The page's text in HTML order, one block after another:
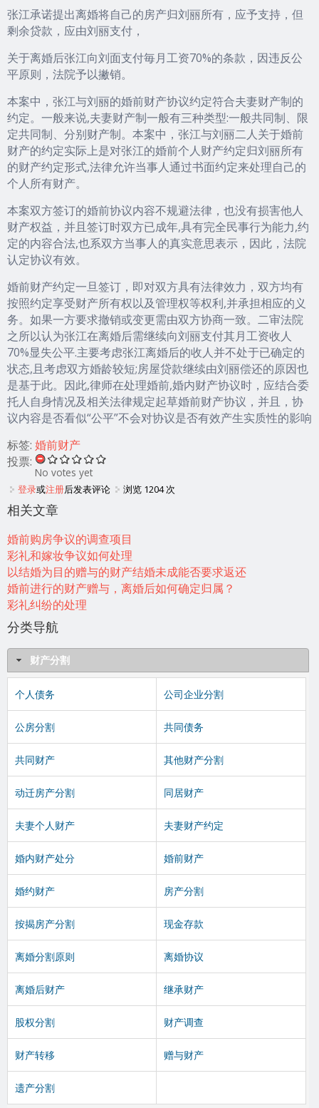
张江承诺提出离婚将自己的房产归刘丽所有，应予支持，但
剩余贷款，应由刘丽支付，
关于离婚后张江向刘面支付毎月工资70%的条款，因违反公
平原则，法院予以撇销。
本案中，张江与刘丽的婚前财产协议约定符合夫妻财产制的
约定。一般来说,夫妻财产制一般有三种类型:一般共同制、限
定共同制、分别财产制。本案中，张江与刘丽二人关于婚前
财产的约定实际上是对张江的婚前个人财产约定归刘丽所有
的财产约定形式,法律允许当事人通过书面约定来处理自己的
个人所有财产。
本案双方签订的婚前协议内容不规避法律，也没有损害他人
财产权益，并且签订时双方已成年,具有完全民事行为能力,约
定的内容合法,也系双方当事人的真实意思表示，因此，法院
认定协议有效。
婚前财产约定一旦签订，即对双方具有法律效力，双方均有
按照约定享受财产所有权以及管理权等权利,并承担相应的义
务。如果一方要求撤销或变更需由双方协商一致。二审法院
之所以认为张江在离婚后需继续向刘丽支付其月工资收人
70%显失公平.主要考虑张江离婚后的收人并不处于已确定的
状态,且考虑双方婚龄较短;房屋贷款继续由刘丽偿还的原因也
是基于此。因此,律师在处理婚前,婚内财产协议时，应结合委
托人自身情况及相关法律规定起草婚前财产协议，并且，协
议内容是否看似“公平”不会对协议是否有效产生实质性的影响
标签: 婚前财产
投票:
No votes yet
登录或注册后发表评论 浏览 1204 次
相关文章
婚前购房争议的调查项目
彩礼和嫁妆争议如何处理
以结婚为目的赠与的财产结婚未成能否要求返还
婚前进行的财产赠与，离婚后如何确定归属？
彩礼纠纷的处理
分类导航
财产分割
个人债务 公司企业分割
公房分割 共同债务
共同财产 其他财产分割
动迁房产分割 同居财产
夫妻个人财产 夫妻财产约定
婚内财产处分 婚前财产
婚约财产 房产分割
按揭房产分割 现金存款
离婚分割原则 离婚协议
离婚后财产 继承财产
股权分割 财产调查
财产转移 赠与财产
遗产分割